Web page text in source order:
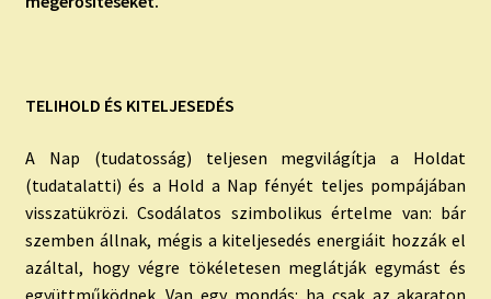
TELIHOLD ÉS KITELJESEDÉS
A Nap (tudatosság) teljesen megvilágítja a Holdat
(tudatalatti) és a Hold a Nap fényét teljes pompájában
visszatükrözi. Csodálatos szimbolikus értelme van: bár
szemben állnak, mégis a kiteljesedés energiáit hozzák el
azáltal, hogy végre tökéletesen meglátják egymást és
együttműködnek. Van egy mondás: ha csak az akaraton